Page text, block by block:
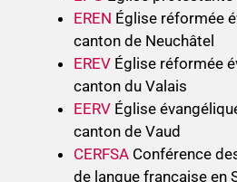
EREN Église réformée
canton de Neuchâtel
EREV Église réformée
canton du Valais
EERV Église
canton de Vaud
CERFSA Conférence
de langue française en